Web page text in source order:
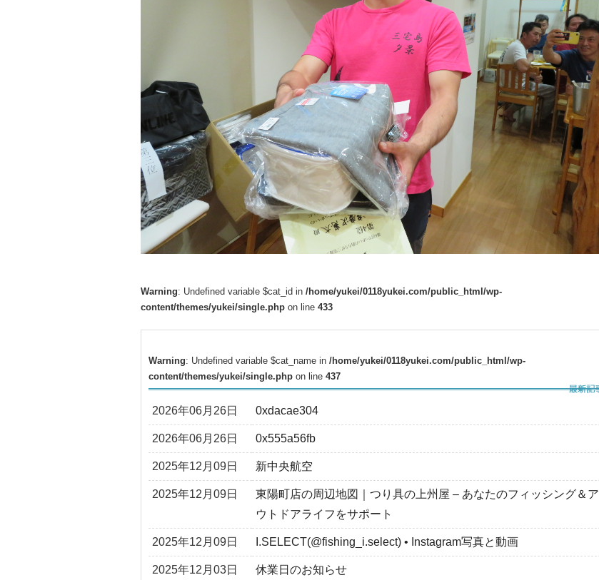
Warning: Undefined variable $cat_id in /home/yukei/0118yukei.com/public_html/wp-
content/themes/yukei/single.php on line 433
Warning: Undefined variable $cat_name in /home/yukei/0118yukei.com/public_html/wp-
content/themes/yukei/single.php on line 437
2026年06月26日 0xdacae304
2026年06月26日 0x555a56fb
2025年12月09日 新中央航空
2025年12月09日
東陽町店の周辺地図｜つり具の上州屋 – あなたのフィッシング＆ア
ウトドアライフをサポート
2025年12月09日 I.SELECT(@fishing_i.select) • Instagram写真と動画
2025年12月03日 休業日のお知らせ